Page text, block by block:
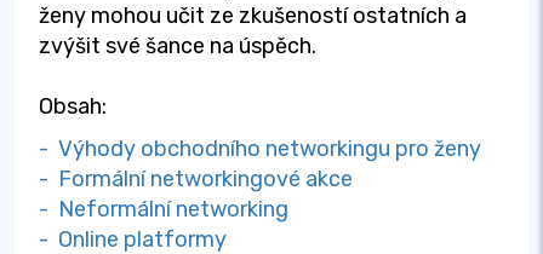
ženy mohou učit ze zkušeností ostatních a
zvýšit své šance na úspěch.
Obsah:
- Výhody obchodního networkingu pro ženy
- Formální networkingové akce
- Neformální networking
- Online platformy